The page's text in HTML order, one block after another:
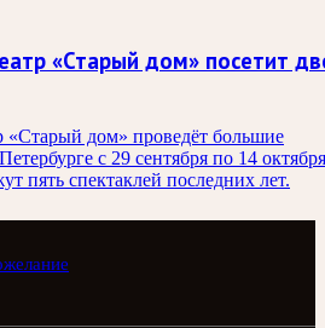
«Старый дом» посетит
«Старый дом» проведёт большие
с 29 сентября по 14
пять спектаклей последних лет.